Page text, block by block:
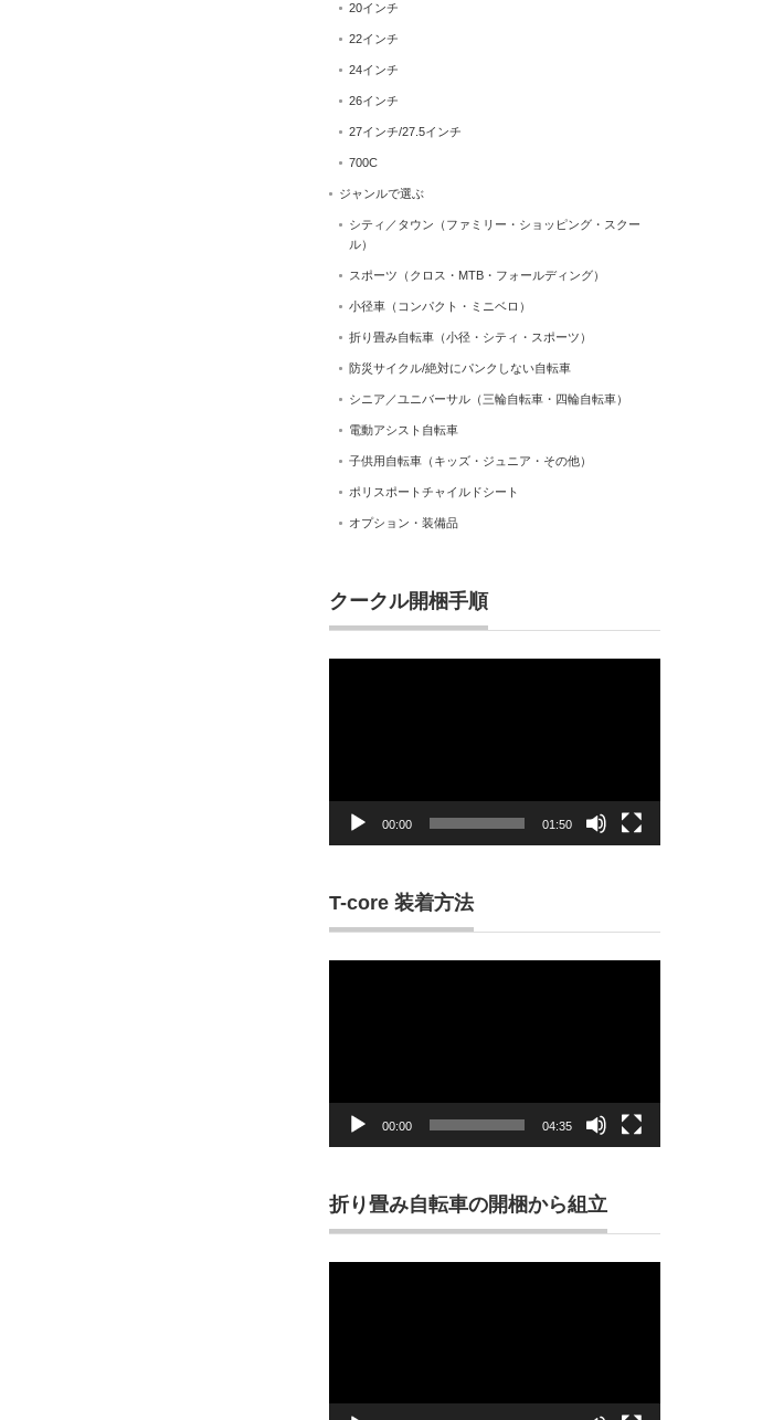
20インチ
22インチ
24インチ
26インチ
27インチ/27.5インチ
700C
ジャンルで選ぶ
シティ／タウン（ファミリー・ショッピング・スクー
ル）
スポーツ（クロス・MTB・フォールディング）
小径車（コンパクト・ミニベロ）
折り畳み自転車（小径・シティ・スポーツ）
防災サイクル/絶対にパンクしない自転車
シニア／ユニバーサル（三輪自転車・四輪自転車）
電動アシスト自転車
子供用自転車（キッズ・ジュニア・その他）
ポリスポートチャイルドシート
オプション・装備品
クークル開梱手順
00:00 01:50
T-core 装着方法
00:00 04:35
折り畳み自転車の開梱から組立